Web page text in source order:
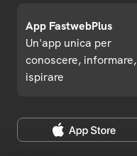
App FastwebPlus
Un'app unica per
conoscere, informare,
ispirare